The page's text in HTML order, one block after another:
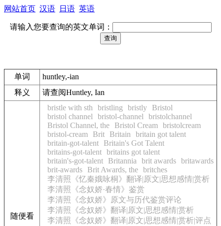
网站首页 汉语 日语 英语
请输入您要查询的英文单词：
单词
huntley,-ian
释义
请查阅Huntley, Ian
随便看
bristle with sth bristling bristly
Bristol
bristol channel
bristol-channel
bristolchannel
Bristol Channel, the
Bristol Cream
bristolcream
bristol-cream
Brit Britain
britain got talent
britain-got-talent
Britain's Got Talent
britains-got-talent britains got talent
britain's-got-talent
Britannia brit awards britawards
brit-awards
Brit Awards, the britches
李清照《忆秦娥咏桐》翻译|原文|思想感情|赏析
李清照《念奴娇·春情》鉴赏
李清照《念奴娇》原文与历代鉴赏评论
李清照《念奴娇》翻译|原文|思想感情|赏析
李清照《念奴娇》翻译|原文|思想感情|赏析|评点